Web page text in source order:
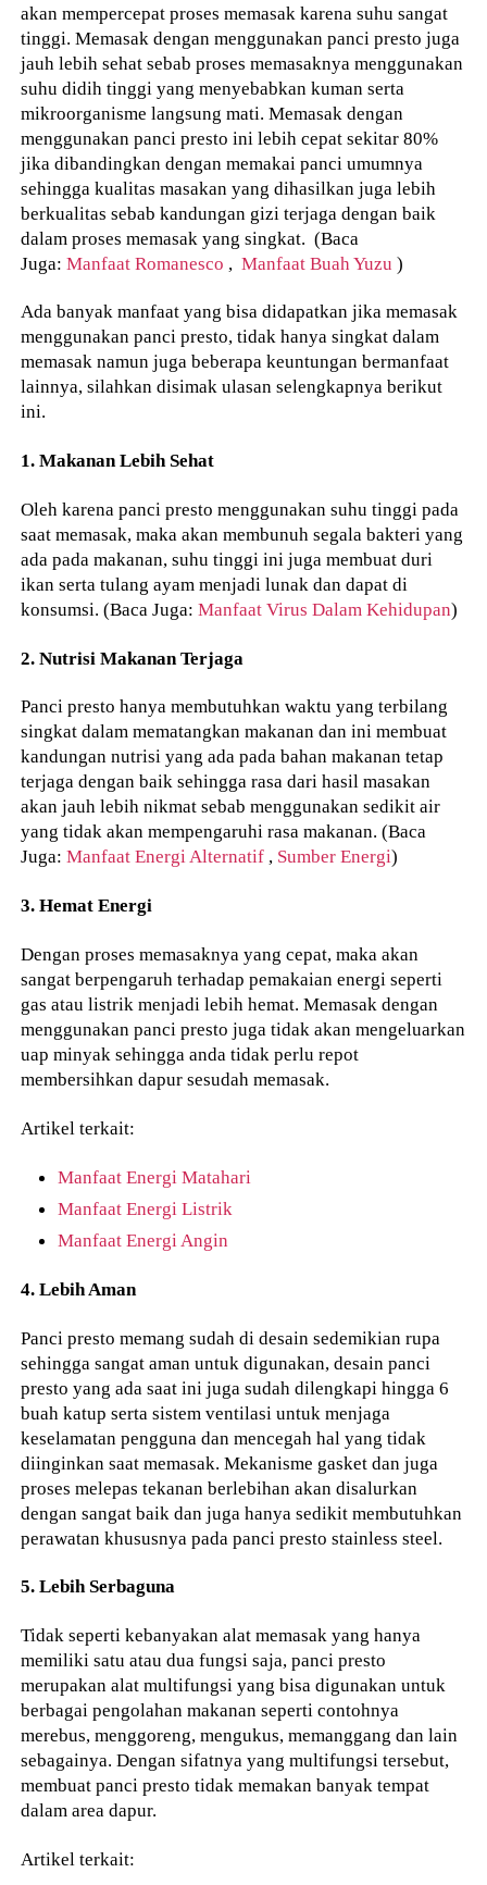
akan mempercepat proses memasak karena suhu sangat
tinggi. Memasak dengan menggunakan panci presto juga
jauh lebih sehat sebab proses memasaknya menggunakan
suhu didih tinggi yang menyebabkan kuman serta
mikroorganisme langsung mati. Memasak dengan
menggunakan panci presto ini lebih cepat sekitar 80%
jika dibandingkan dengan memakai panci umumnya
sehingga kualitas masakan yang dihasilkan juga lebih
berkualitas sebab kandungan gizi terjaga dengan baik
dalam proses memasak yang singkat. (Baca
Juga:Manfaat Romanesco , Manfaat Buah Yuzu)
Ada banyak manfaat yang bisa didapatkan jika memasak
menggunakan panci presto, tidak hanya singkat dalam
memasak namun juga beberapa keuntungan bermanfaat
lainnya, silahkan disimak ulasan selengkapnya berikut
ini.
1. Makanan Lebih Sehat
Oleh karena panci presto menggunakan suhu tinggi pada
saat memasak, maka akan membunuh segala bakteri yang
ada pada makanan, suhu tinggi ini juga membuat duri
ikan serta tulang ayam menjadi lunak dan dapat di
konsumsi. (Baca Juga:Manfaat Virus Dalam Kehidupan)
2. Nutrisi Makanan Terjaga
Panci presto hanya membutuhkan waktu yang terbilang
singkat dalam mematangkan makanan dan ini membuat
kandungan nutrisi yang ada pada bahan makanan tetap
terjaga dengan baik sehingga rasa dari hasil masakan
akan jauh lebih nikmat sebab menggunakan sedikit air
yang tidak akan mempengaruhi rasa makanan. (Baca
Juga:Manfaat Energi Alternatif , Sumber Energi)
3. Hemat Energi
Dengan proses memasaknya yang cepat, maka akan
sangat berpengaruh terhadap pemakaian energi seperti
gas atau listrik menjadi lebih hemat. Memasak dengan
menggunakan panci presto juga tidak akan mengeluarkan
uap minyak sehingga anda tidak perlu repot
membersihkan dapur sesudah memasak.
Artikel terkait:
Manfaat Energi Matahari
Manfaat Energi Listrik
Manfaat Energi Angin
4. Lebih Aman
Panci presto memang sudah di desain sedemikian rupa
sehingga sangat aman untuk digunakan, desain panci
presto yang ada saat ini juga sudah dilengkapi hingga 6
buah katup serta sistem ventilasi untuk menjaga
keselamatan pengguna dan mencegah hal yang tidak
diinginkan saat memasak. Mekanisme gasket dan juga
proses melepas tekanan berlebihan akan disalurkan
dengan sangat baik dan juga hanya sedikit membutuhkan
perawatan khususnya pada panci presto stainless steel.
5. Lebih Serbaguna
Tidak seperti kebanyakan alat memasak yang hanya
memiliki satu atau dua fungsi saja, panci presto
merupakan alat multifungsi yang bisa digunakan untuk
berbagai pengolahan makanan seperti contohnya
merebus, menggoreng, mengukus, memanggang dan lain
sebagainya. Dengan sifatnya yang multifungsi tersebut,
membuat panci presto tidak memakan banyak tempat
dalam area dapur.
Artikel terkait: